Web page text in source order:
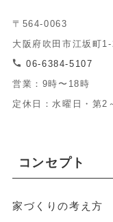
〒564-0063
大阪府吹田市江坂町
06-6384-5107
営業：9時〜18時
定休日：水曜日・第2
コンセプト
家づくりの考え方